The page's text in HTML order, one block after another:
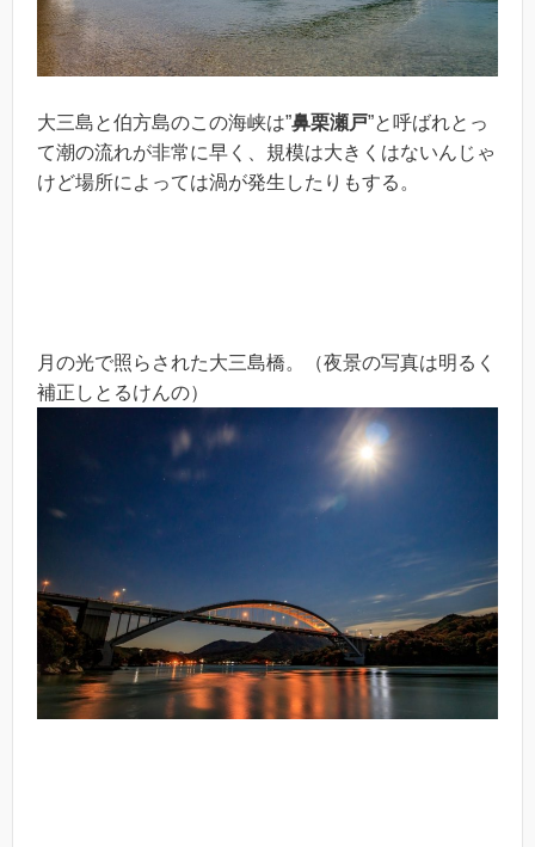
大三島と伯方島のこの海峡は”鼻栗瀬戸”と呼ばれとっ
て潮の流れが非常に早く、規模は大きくはないんじゃ
けど場所によっては渦が発生したりもする。
月の光で照らされた大三島橋。（夜景の写真は明るく
補正しとるけんの）